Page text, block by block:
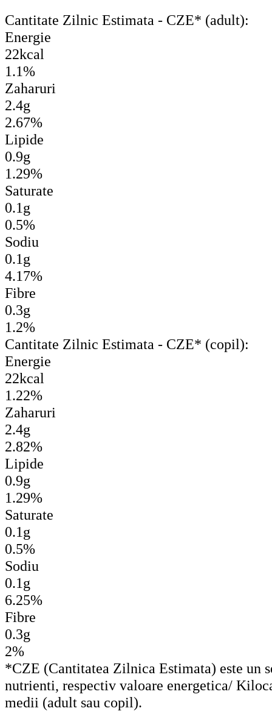
Cantitate Zilnic Estimata - CZE* (adult):
Energie
22kcal
1.1%
Zaharuri
2.4g
2.67%
Lipide
0.9g
1.29%
Saturate
0.1g
0.5%
Sodiu
0.1g
4.17%
Fibre
0.3g
1.2%
Cantitate Zilnic Estimata - CZE* (copil):
Energie
22kcal
1.22%
Zaharuri
2.4g
2.82%
Lipide
0.9g
1.29%
Saturate
0.1g
0.5%
Sodiu
0.1g
6.25%
Fibre
0.3g
2%
*CZE (Cantitatea Zilnica Estimata) este
nutrienti, respectiv valoare energetica/
medii (adult sau copil).